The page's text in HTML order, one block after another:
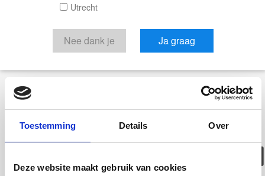
Toestemming Details Over
Deze website maakt gebruik van cookies
Deze woning is
helaas
verhuurd/verwijderd
Utrecht
Nee dank je Ja graag